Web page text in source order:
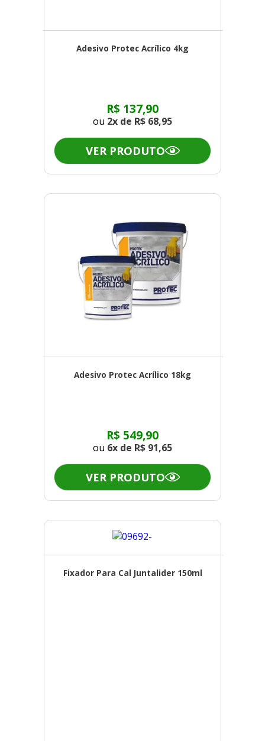
Adesivo Protec Acrílico 4kg
R$ 137,90
ou 2x de R$ 68,95
VER PRODUTO
Adesivo Protec Acrílico 18kg
R$ 549,90
ou 6x de R$ 91,65
VER PRODUTO
Fixador Para Cal Juntalider 150ml